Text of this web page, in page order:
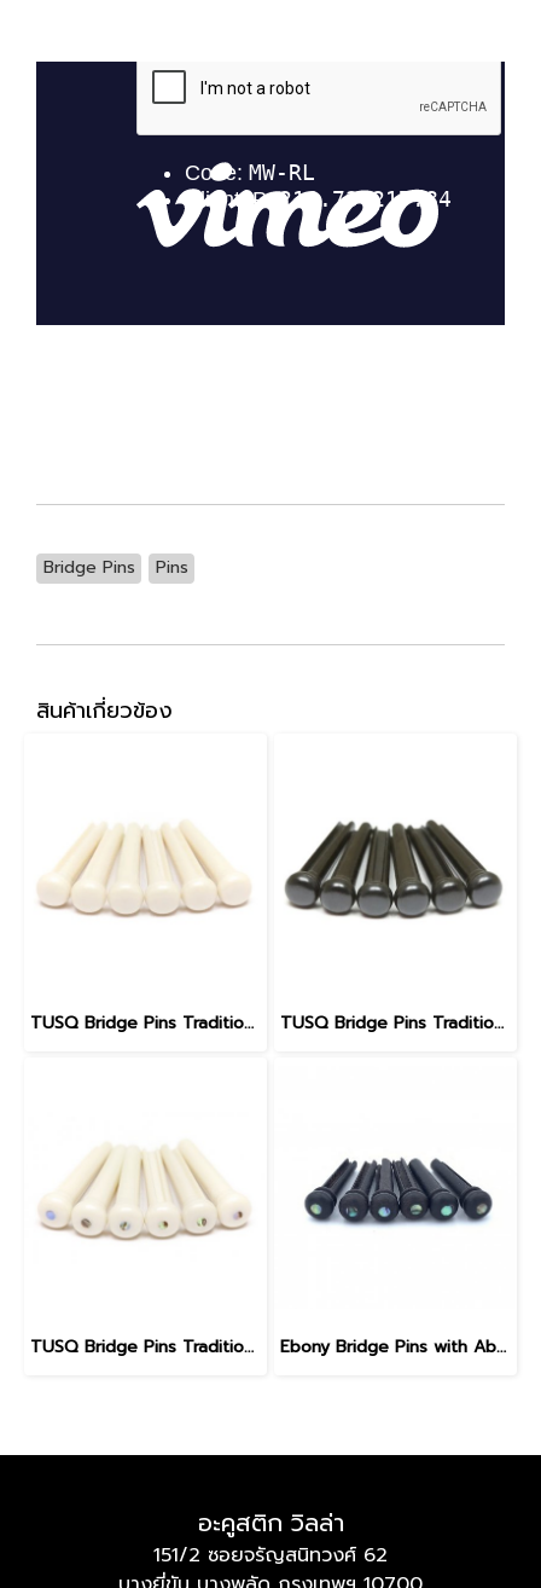
Bridge Pins Pins
สินค้าเกี่ยวข้อง
TUSQ Bridge Pins Traditional Style PP-1100 White / No Dot TUSQ Bridge Pins Traditional Style PP-2100 Black / No Dot
TUSQ Bridge Pins Traditional Style PP-1182 Ebony Bridge Pins with Abalone dot, EB1, 5.3 mm
อะคูสติก วิลล่า
151/2 ซอยจรัญสนิทวงศ์ 62